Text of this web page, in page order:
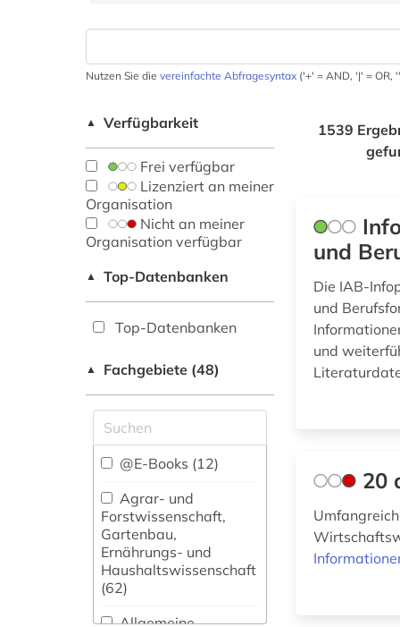
Nutzen Sie die vereinfachte Abfragesyntax ('+' = AND, '|' = OR,
▲ Verfügbarkeit
Frei verfügbar
Lizenziert an meiner
Organisation
Nicht an meiner
Organisation verfügbar
▲ Top-Datenbanken
Top-Datenbanken
▲ Fachgebiete (48)
@E-Books (12)
Agrar- und
Forstwissenschaft,
Gartenbau,
Ernährungs- und
Haushaltswissenschaft
(62)
Allgemeine
1539
und
Die IAB-
und
und
20